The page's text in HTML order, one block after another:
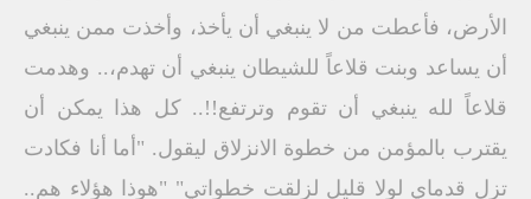
الأرض، فأعطت من لا ينبغي أن يأخذ، وأخذت ممن ينبغي
أن يساعد وبنت قلاعاً للشيطان ينبغي أن تهدم،.. وهدمت
قلاعاً لله ينبغي أن تقوم وترتفع!!.. كل هذا يمكن أن
يقترب بالمؤمن من خطوة الانزلاق ليقول. "أما أنا فكادت
تزل قدماي لولا قليل لزلقت خطواتي" "هوذا هؤلاء هم..